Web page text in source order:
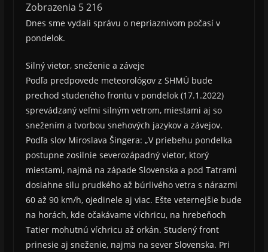
Zobrazenia 5 216
Dnes sme vydali správu o nepriaznivom počasí v
pondelok.
Silný vietor, sneženie a záveje
Podľa predpovede meteorológov z SHMÚ bude
prechod studeného frontu v pondelok (17.1.2022)
sprevádzaný veľmi silným vetrom, miestami aj so
snežením a tvorbou snehových jazykov a závejov.
Podľa slov Miroslava Šingera: „V priebehu pondelka
postupne zosilnie severozápadný vietor, ktorý
miestami, najmä na západe Slovenska a pod Tatrami
dosiahne silu prudkého až búrlivého vetra s nárazmi
60 až 90 km/h, ojedinele aj viac. Ešte veternejšie bude
na horách, kde očakávame víchricu, na hrebeňoch
Tatier mohutnú víchricu až orkán. Studený front
prinesie aj sneženie, najmä na sever Slovenska. Pri